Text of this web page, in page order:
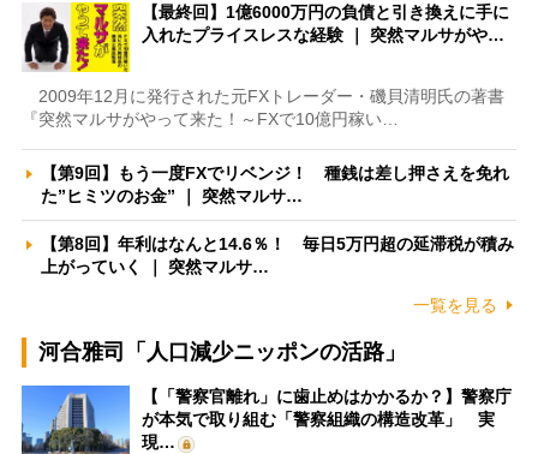
【最終回】1億6000万円の負債と引き換えに手に
入れたプライスレスな経験 ｜ 突然マルサがや…
2009年12月に発行された元FXトレーダー・磯貝清明氏の著書
『突然マルサがやって来た！～FXで10億円稼い…
【第9回】もう一度FXでリベンジ！ 種銭は差し押さえを免れ
た”ヒミツのお金” ｜ 突然マルサ…
【第8回】年利はなんと14.6％！ 毎日5万円超の延滞税が積み
上がっていく ｜ 突然マルサ…
一覧を見る
河合雅司「人口減少ニッポンの活路」
【「警察官離れ」に歯止めはかかるか？】警察庁
が本気で取り組む「警察組織の構造改革」 実
現…